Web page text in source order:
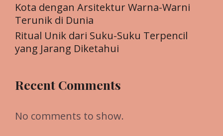
Kota dengan Arsitektur Warna-Warni
Terunik di Dunia
Ritual Unik dari Suku-Suku Terpencil
yang Jarang Diketahui
Recent Comments
No comments to show.